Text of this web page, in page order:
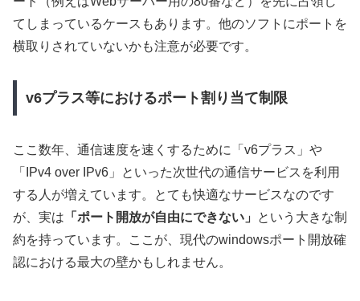
てしまっているケースもあります。他のソフトにポートを
横取りされていないかも注意が必要です。
v6プラス等におけるポート割り当て制限
ここ数年、通信速度を速くするために「v6プラス」や
「IPv4 over IPv6」といった次世代の通信サービスを利用
する人が増えています。とても快適なサービスなのです
が、実は 「ポート開放が自由にできない」
という大きな制
約を持っています。ここが、現代のwindowsポート開放確
認における最大の壁かもしれません。